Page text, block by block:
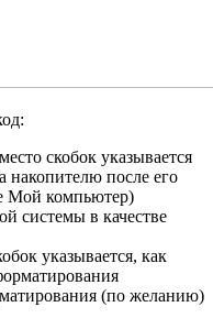
скобок указывается
накопителю после его
Мой компьютер)
системы в качестве
указывается, как
(по желанию)